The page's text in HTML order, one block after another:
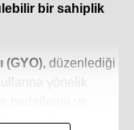
Veri
karar alma
yalnızca
bir sahiplik
(GYO), düzenlediği
yönelik
paylaştı.